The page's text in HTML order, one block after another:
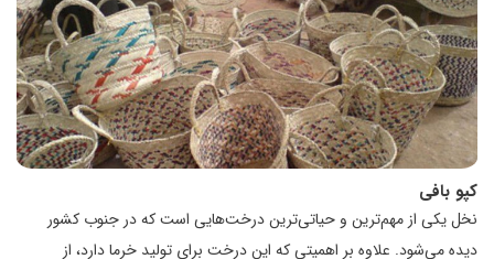
کپو بافی
نخل یکی از مهم‌ترین و حیاتی‌ترین درخت‌هایی است که در جنوب کشور
دیده می‌شود. علاوه بر اهمیتی که این درخت برای تولید خرما دارد، از